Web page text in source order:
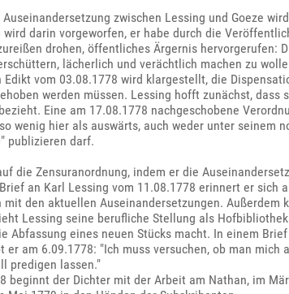
zwischen Lessing und Goeze
darin vorgeworfen, er habe durch die
drohen, öffentliches Ärgernis hervorgerufen:
lächerlich und verächtlich machen zu
vom 03.08.1778 wird klargestellt, die
werden müssen. Lessing hofft zunächst,
Eine am 17.08.1778 nachgeschobene
wenig hier als auswärts, auch weder unter seinem
publizieren darf.
die Zensuranordnung, indem er die
an Karl Lessing vom 11.08.1778 erinnert er sich
mit den aktuellen Auseinandersetzungen.
Lessing seine berufliche Stellung als
Abfassung eines neuen Stücks macht. In einem
er am 6.09.1778: "Ich muss versuchen, ob man
predigen lassen."
beginnt der Dichter mit der Arbeit am Nathan, im